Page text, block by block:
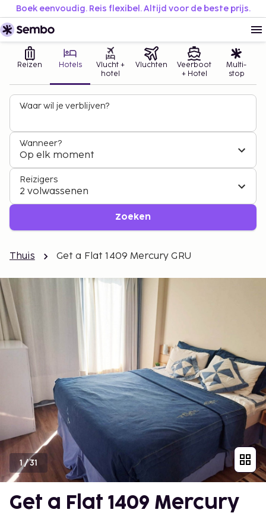
Boek eenvoudig. Reis flexibel. Altijd voor de beste prijs.
Reizen Hotels
Vlucht +
hotel
Vluchten
Veerboot
+ Hotel
Multi-
stop
Waar wil je verblijven?
Wanneer?
Op elk moment
Reizigers
2 volwassenen
Zoeken
Thuis Get a Flat 1409 Mercury GRU
1/31
Get a Flat 1409 Mercury